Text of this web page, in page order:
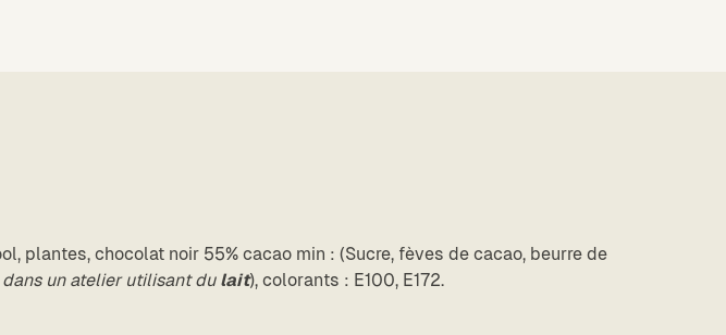
plantes, chocolat noir 55% cacao min : (Sucre, fèves de cacao, beurre de
un atelier utilisant du lait), colorants : E100, E172.